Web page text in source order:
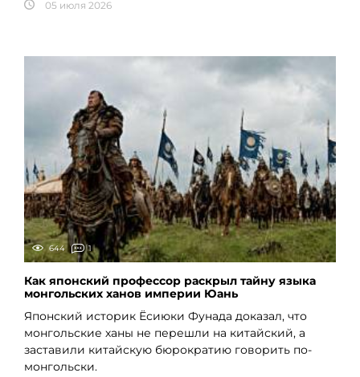
05 июля 2026
644 1
Как японский профессор раскрыл тайну языка
монгольских ханов империи Юань
Японский историк Ёсиюки Фунада доказал, что
монгольские ханы не перешли на китайский, а
заставили китайскую бюрократию говорить по-
монгольски.